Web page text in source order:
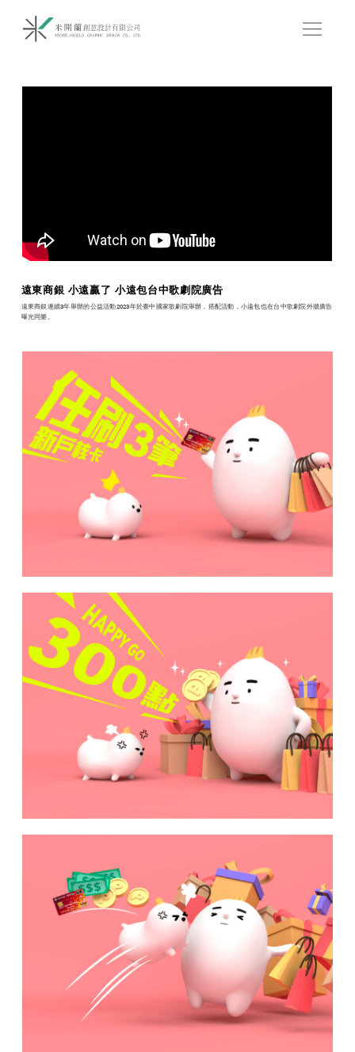
遠東商銀 小遠贏了 小遠包台中歌劇院廣告
遠東商銀連續3年舉辦的公益活動2023年於臺中國家歌劇院舉辦，搭配活動，小遠包也在台中歌劇院外牆廣告
曝光同樂。